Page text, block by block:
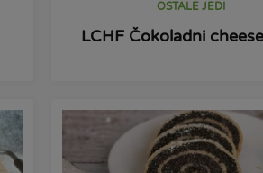
OSTALE JEDI
LCHF Čokoladni